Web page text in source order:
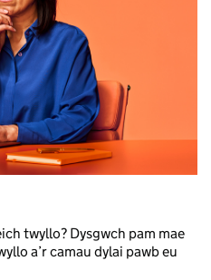
twyllo? Dysgwch pam mae
a’r camau dylai pawb eu